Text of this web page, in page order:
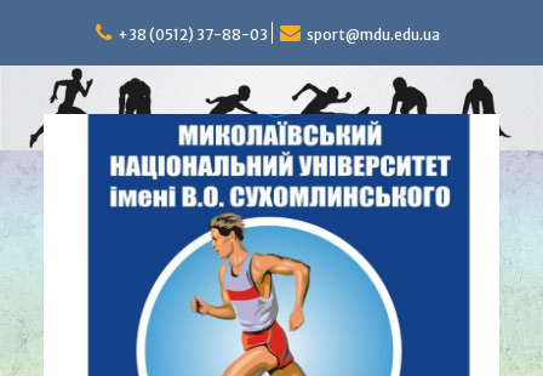
содержимому
+38 (0512) 37-88-03 sport@mdu.edu.ua